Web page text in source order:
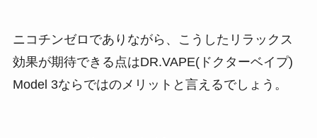
ニコチンゼロでありながら、こうしたリラックス
効果が期待できる点はDR.VAPE(ドクターベイプ)
Model 3ならではのメリットと言えるでしょう。